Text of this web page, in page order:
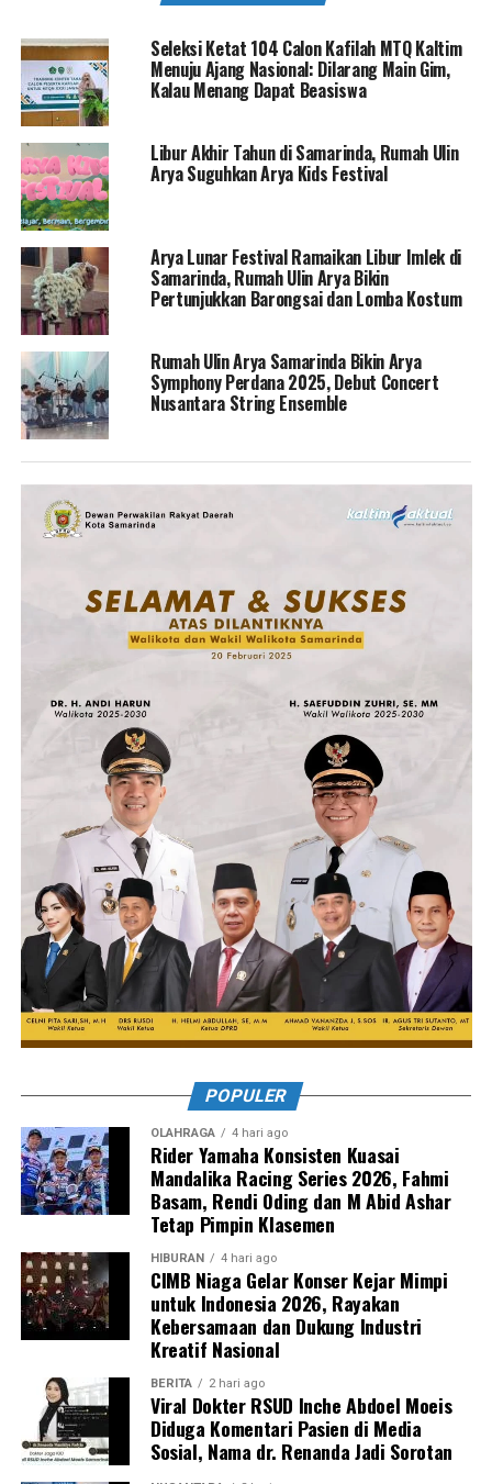
Seleksi Ketat 104 Calon Kafilah MTQ Kaltim
Menuju Ajang Nasional: Dilarang Main Gim,
Kalau Menang Dapat Beasiswa
Libur Akhir Tahun di Samarinda, Rumah Ulin
Arya Suguhkan Arya Kids Festival
Arya Lunar Festival Ramaikan Libur Imlek di
Samarinda, Rumah Ulin Arya Bikin
Pertunjukkan Barongsai dan Lomba Kostum
Rumah Ulin Arya Samarinda Bikin Arya
Symphony Perdana 2025, Debut Concert
Nusantara String Ensemble
POPULER
OLAHRAGA 4 hari ago
Rider Yamaha Konsisten Kuasai
Mandalika Racing Series 2026, Fahmi
Basam, Rendi Oding dan M Abid Ashar
Tetap Pimpin Klasemen
HIBURAN 4 hari ago
CIMB Niaga Gelar Konser Kejar Mimpi
untuk Indonesia 2026, Rayakan
Kebersamaan dan Dukung Industri
Kreatif Nasional
BERITA 2 hari ago
Viral Dokter RSUD Inche Abdoel Moeis
Diduga Komentari Pasien di Media
Sosial, Nama dr. Renanda Jadi Sorotan